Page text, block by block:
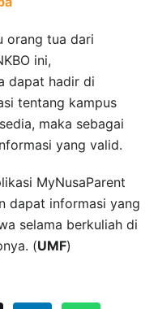
orang tua dari
ini,
dapat hadir di
tentang kampus
maka sebagai
yang valid.
MyNusaParent
dapat informasi yang
selama berkuliah di
(UMF)